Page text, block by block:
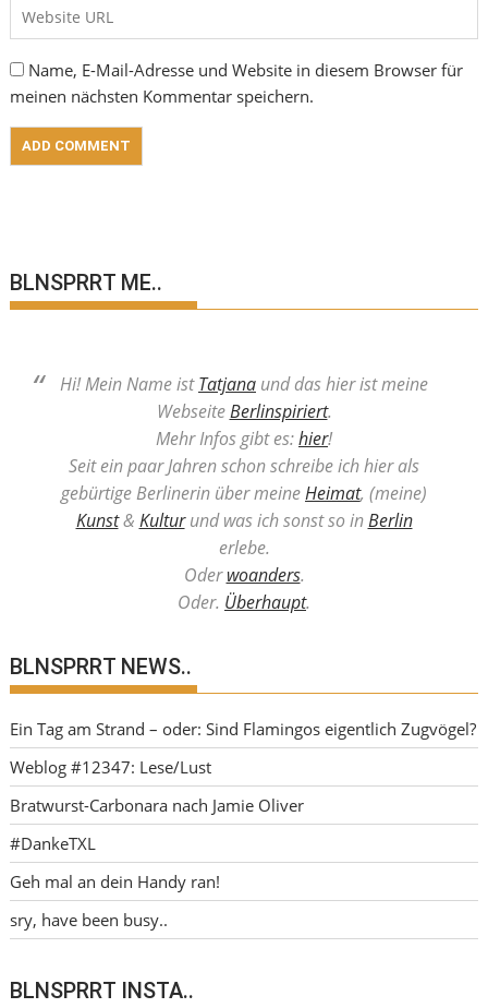
Name, E-Mail-Adresse und Website in diesem Browser für
meinen nächsten Kommentar speichern.
BLNSPRRT ME..
Hi! Mein Name istTatjana und das hier ist meine
WebseiteBerlinspiriert.
Mehr Infos gibt es:hier!
Seit ein paar Jahren schon schreibe ich hier als
gebürtige Berlinerin über meineHeimat, (meine)
Kunst& Kulturund was ich sonst so inBerlin
erlebe.
Oderwoanders.
Oder. Überhaupt.
BLNSPRRT NEWS..
Ein Tag am Strand – oder: Sind Flamingos eigentlich Zugvögel?
Weblog #12347: Lese/Lust
Bratwurst-Carbonara nach Jamie Oliver
#DankeTXL
Geh mal an dein Handy ran!
sry, have been busy..
BLNSPRRT INSTA..